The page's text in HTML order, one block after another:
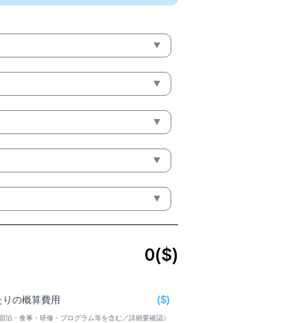
0($)
りの概算費用 ($)
宿泊・食事・研修・プログラム等を含む／詳細要確認）